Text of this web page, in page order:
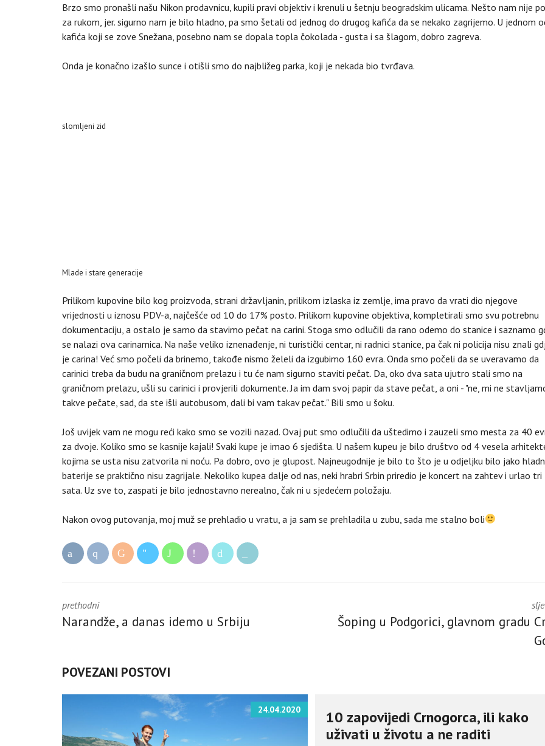
Brzo smo pronašli našu Nikon prodavnicu, kupili pravi objektiv i krenuli u šetnju beogradskim ulicama. Nešto nam nije
za rukom, jer. sigurno nam je bilo hladno, pa smo šetali od jednog do drugog kafića da se nekako zagrijemo. U jednom
kafića koji se zove Snežana, posebno nam se dopala topla čokolada - gusta i sa šlagom, dobro zagreva.
Onda je konačno izašlo sunce i otišli smo do najbližeg parka, koji je nekada bio tvrđava.
slomljeni zid
Mlade i stare generacije
Prilikom kupovine bilo kog proizvoda, strani državljanin, prilikom izlaska iz zemlje, ima pravo da vrati dio njegove
vrijednosti u iznosu PDV-a, najčešće od 10 do 17% posto. Prilikom kupovine objektiva, kompletirali smo svu potrebnu
dokumentaciju, a ostalo je samo da stavimo pečat na carini. Stoga smo odlučili da rano odemo do stanice i saznamo
se nalazi ova carinarnica. Na naše veliko iznenađenje, ni turistički centar, ni radnici stanice, pa čak ni policija nisu znali
je carina! Već smo počeli da brinemo, takođe nismo želeli da izgubimo 160 evra. Onda smo počeli da se uveravamo da
carinici treba da budu na graničnom prelazu i tu će nam sigurno staviti pečat. Da, oko dva sata ujutro stali smo na
graničnom prelazu, ušli su carinici i provjerili dokumente. Ja im dam svoj papir da stave pečat, a oni - "ne, mi ne
takve pečate, sad, da ste išli autobusom, dali bi vam takav pečat." Bili smo u šoku.
Još uvijek vam ne mogu reći kako smo se vozili nazad. Ovaj put smo odlučili da uštedimo i zauzeli smo mesta za 40
za dvoje. Koliko smo se kasnije kajali! Svaki kupe je imao 6 sjedišta. U našem kupeu je bilo društvo od 4 vesela
kojima se usta nisu zatvorila ni noću. Pa dobro, ovo je glupost. Najneugodnije je bilo to što je u odjeljku bilo jako
baterije se praktično nisu zagrijale. Nekoliko kupea dalje od nas, neki hrabri Srbin priredio je koncert na zahtev i urlao tri
sata. Uz sve to, zaspati je bilo jednostavno nerealno, čak ni u sjedećem položaju.
Nakon ovog putovanja, moj muž se prehladio u vratu, a ja sam se prehladila u zubu, sada me stalno boli
prethodni
Narandže, a danas idemo u Srbiju
Šoping u Podgorici, glavnom gradu
POVEZANI POSTOVI
24.04.2020
10 zapovijedi Crnogorca, ili kako
uživati u životu a ne raditi